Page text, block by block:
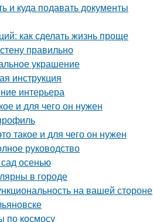
и куда подавать документы
как сделать жизнь проще
правильно
украшение
инструкция
интерьера
и для чего он нужен
такое и для чего он нужен
руководство
осенью
в городе
на вашей стороне
по космосу